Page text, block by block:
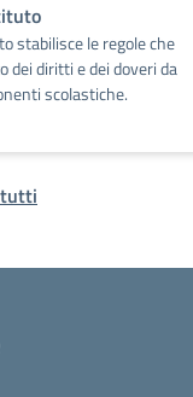
stabilisce le regole che
dei diritti e dei doveri da
scolastiche.